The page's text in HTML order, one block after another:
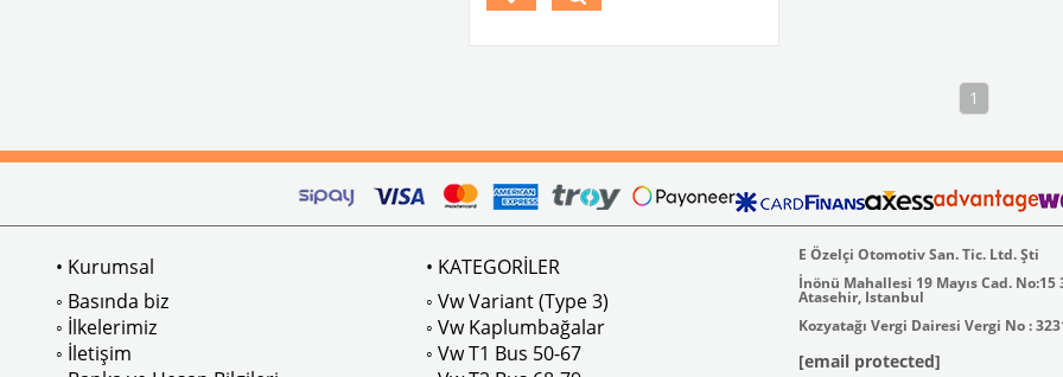
1
• Kurumsal
◦ Basında biz
◦ İlkelerimiz
◦ İletişim
• KATEGORİLER
◦ Vw Variant (Type 3)
◦ Vw Kaplumbağalar
◦ Vw T1 Bus 50-67
E Özelçi Otomotiv San. Tic. Ltd. Şti
İnönü Mahallesi 19 Mayıs Cad. No:15
Atasehir, Istanbul
Kozyatağı Vergi Dairesi Vergi No :
[email protected]